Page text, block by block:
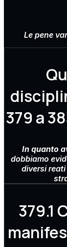
Le pene
379 a
In quanto
dobbiamo
diversi
379.1